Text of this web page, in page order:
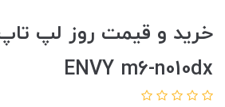
ENVY m6-n010dx